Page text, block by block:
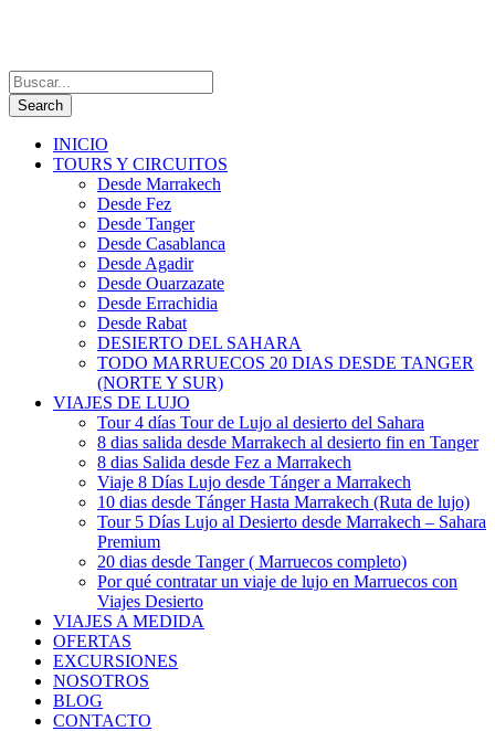
INICIO
TOURS Y CIRCUITOS
Desde Marrakech
Desde Fez
Desde Tanger
Desde Casablanca
Desde Agadir
Desde Ouarzazate
Desde Errachidia
Desde Rabat
DESIERTO DEL SAHARA
TODO MARRUECOS 20 DIAS DESDE TANGER
(NORTE Y SUR)
VIAJES DE LUJO
Tour 4 días Tour de Lujo al desierto del Sahara
8 dias salida desde Marrakech al desierto fin en Tanger
8 dias Salida desde Fez a Marrakech
Viaje 8 Días Lujo desde Tánger a Marrakech
10 dias desde Tánger Hasta Marrakech (Ruta de lujo)
Tour 5 Días Lujo al Desierto desde Marrakech – Sahara
Premium
20 dias desde Tanger ( Marruecos completo)
Por qué contratar un viaje de lujo en Marruecos con
Viajes Desierto
VIAJES A MEDIDA
OFERTAS
EXCURSIONES
NOSOTROS
BLOG
CONTACTO